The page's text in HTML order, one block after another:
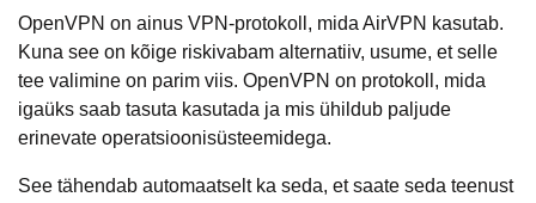
OpenVPN on ainus VPN-protokoll, mida AirVPN kasutab.
Kuna see on kõige riskivabam alternatiiv, usume, et selle
tee valimine on parim viis. OpenVPN on protokoll, mida
igaüks saab tasuta kasutada ja mis ühildub paljude
erinevate operatsioonisüsteemidega.
See tähendab automaatselt ka seda, et saate seda teenust